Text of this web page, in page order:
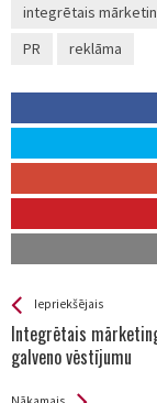
integrētais
PR
reklāma
See more
Iepriekšējais
Integrētais
galveno vēstījumu
Back
All
Entries